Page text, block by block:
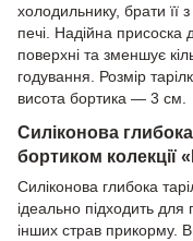
холодильнику, брати її
печі. Надійна присоска
поверхні та зменшує
годування. Розмір
висота бортика — 3 см.
Силіконова
бортиком
Силіконова глибока
ідеально підходить
інших страв прикорму.